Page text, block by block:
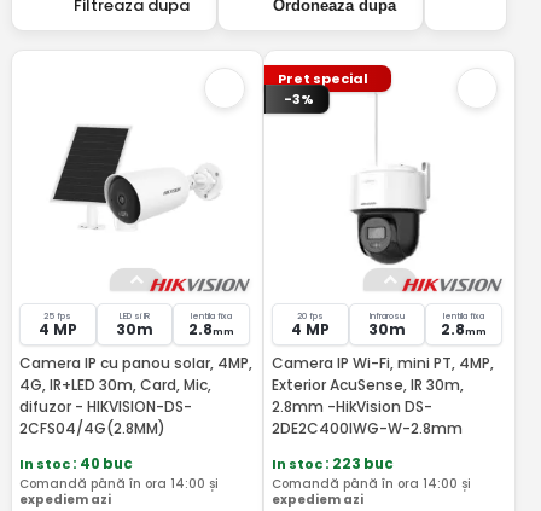
Filtreaza dupa Ordoneaza dupa
25 fps
4 MP
LED si IR
30m
lentila fixa
2.8mm
Camera IP cu panou solar, 4MP,
4G, IR+LED 30m, Card, Mic,
difuzor - HIKVISION-DS-
2CFS04/4G(2.8MM)
In stoc: 40 buc
Comandă până în ora 14:00 și
expediem azi
Pret special
-3%
20 fps
4 MP
Infrarosu
30m
lentila fixa
2.8mm
Camera IP Wi-Fi, mini PT, 4MP,
Exterior AcuSense, IR 30m,
2.8mm -HikVision DS-
2DE2C400IWG-W-2.8mm
In stoc: 223 buc
Comandă până în ora 14:00 și
expediem azi